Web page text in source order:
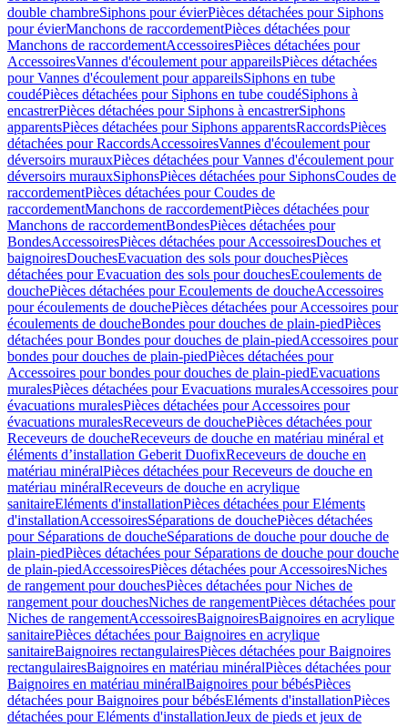
double chambreSiphons pour évierPièces détachées pour Siphons
pour évierManchons de raccordementPièces détachées pour
Manchons de raccordementAccessoiresPièces détachées pour
AccessoiresVannes d'écoulement pour appareilsPièces détachées
pour Vannes d'écoulement pour appareilsSiphons en tube
coudéPièces détachées pour Siphons en tube coudéSiphons à
encastrerPièces détachées pour Siphons à encastrerSiphons
apparentsPièces détachées pour Siphons apparentsRaccordsPièces
détachées pour RaccordsAccessoiresVannes d'écoulement pour
déversoirs murauxPièces détachées pour Vannes d'écoulement pour
déversoirs murauxSiphonsPièces détachées pour SiphonsCoudes de
raccordementPièces détachées pour Coudes de
raccordementManchons de raccordementPièces détachées pour
Manchons de raccordementBondesPièces détachées pour
BondesAccessoiresPièces détachées pour AccessoiresDouches et
baignoiresDouchesEvacuation des sols pour douchesPièces
détachées pour Evacuation des sols pour douchesEcoulements de
douchePièces détachées pour Ecoulements de doucheAccessoires
pour écoulements de douchePièces détachées pour Accessoires pour
écoulements de doucheBondes pour douches de plain-piedPièces
détachées pour Bondes pour douches de plain-piedAccessoires pour
bondes pour douches de plain-piedPièces détachées pour
Accessoires pour bondes pour douches de plain-piedEvacuations
muralesPièces détachées pour Evacuations muralesAccessoires pour
évacuations muralesPièces détachées pour Accessoires pour
évacuations muralesReceveurs de douchePièces détachées pour
Receveurs de doucheReceveurs de douche en matériau minéral et
éléments d’installation Geberit DuofixReceveurs de douche en
matériau minéralPièces détachées pour Receveurs de douche en
matériau minéralReceveurs de douche en acrylique
sanitaireEléments d'installationPièces détachées pour Eléments
d'installationAccessoiresSéparations de douchePièces détachées
pour Séparations de doucheSéparations de douche pour douche de
plain-piedPièces détachées pour Séparations de douche pour douche
de plain-piedAccessoiresPièces détachées pour AccessoiresNiches
de rangement pour douchesPièces détachées pour Niches de
rangement pour douchesNiches de rangementPièces détachées pour
Niches de rangementAccessoiresBaignoiresBaignoires en acrylique
sanitairePièces détachées pour Baignoires en acrylique
sanitaireBaignoires rectangulairesPièces détachées pour Baignoires
rectangulairesBaignoires en matériau minéralPièces détachées pour
Baignoires en matériau minéralBaignoires pour bébésPièces
détachées pour Baignoires pour bébésEléments d'installationPièces
détachées pour Eléments d'installationJeux de pieds et jeux de